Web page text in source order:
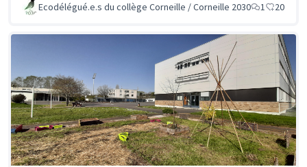
Ecodélégué.e.s du collège Corneille / Corneille 2030 1 20